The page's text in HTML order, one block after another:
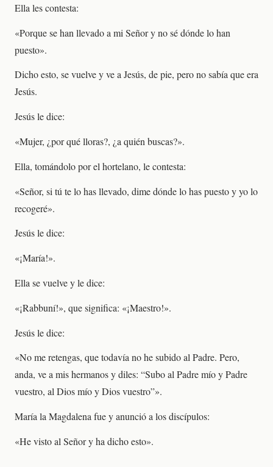
Ella les contesta:
«Porque se han llevado a mi Señor y no sé dónde lo han
puesto».
Dicho esto, se vuelve y ve a Jesús, de pie, pero no sabía que era
Jesús.
Jesús le dice:
«Mujer, ¿por qué lloras?, ¿a quién buscas?».
Ella, tomándolo por el hortelano, le contesta:
«Señor, si tú te lo has llevado, dime dónde lo has puesto y yo lo
recogeré».
Jesús le dice:
«¡María!».
Ella se vuelve y le dice:
«¡Rabbuní!», que significa: «¡Maestro!».
Jesús le dice:
«No me retengas, que todavía no he subido al Padre. Pero,
anda, ve a mis hermanos y diles: “Subo al Padre mío y Padre
vuestro, al Dios mío y Dios vuestro”».
María la Magdalena fue y anunció a los discípulos:
«He visto al Señor y ha dicho esto».